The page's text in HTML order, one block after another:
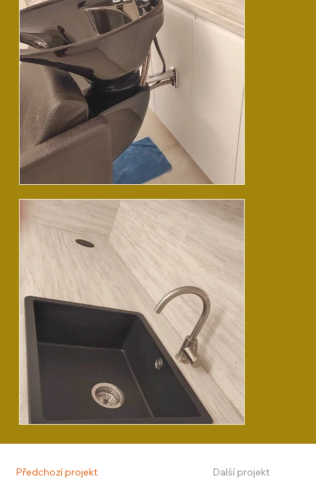
Předchozí projekt Další projekt